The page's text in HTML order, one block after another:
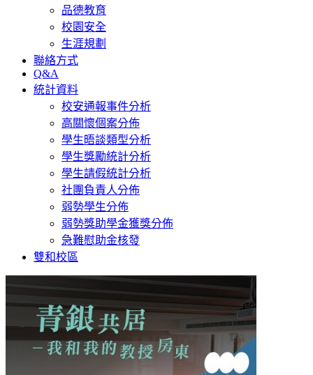
品德教育
校園安全
生涯規劃
聯絡方式
Q&A
統計資料
校安通報事件分析
高關懷個案分佈
學生晤談類型分析
學生獎勵統計分析
學生請假統計分析
社團負責人分佈
弱勢學生分佈
弱勢獎助學金獲獎分佈
急難慰助金核發
雙和校區